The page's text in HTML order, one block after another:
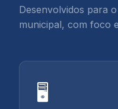
Desenvolvidos para
municipal, com foco
🖥️